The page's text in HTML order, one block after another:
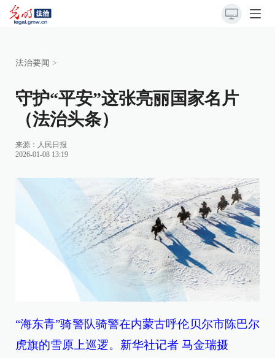
法治要闻 >
守护“平安”这张亮丽国家名片
（法治头条）
来源： 人民日报
2026-01-08 13:19
“海东青”骑警队骑警在内蒙古呼伦贝尔市陈巴尔
虎旗的雪原上巡逻。新华社记者 马金瑞摄